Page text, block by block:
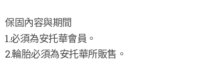
保固內容與期間
1.必須為安托華會員。
2.輪胎必須為安托華所販售。